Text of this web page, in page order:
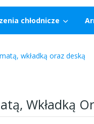
chłodnicze
wkładką oraz deską
Wkładką